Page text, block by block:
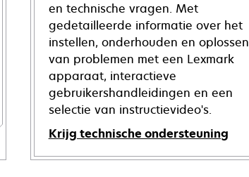
en technische vragen. Met
gedetailleerde informatie over het
instellen, onderhouden en oplossen
van problemen met een Lexmark
apparaat, interactieve
gebruikershandleidingen en een
selectie van instructievideo's.
Krijg technische ondersteuning
opens